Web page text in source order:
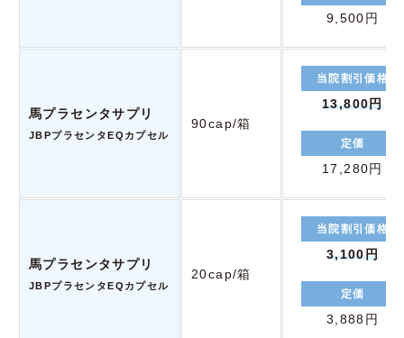
9,500円
馬プラセンタサプリ
JBPプラセンタEQカプセル
90cap/箱
当院割引価格
13,800円
定価
17,280円
馬プラセンタサプリ
JBPプラセンタEQカプセル
20cap/箱
当院割引価格
3,100円
定価
3,888円